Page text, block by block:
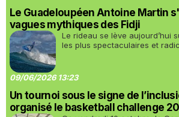
Le Guadeloupéen Antoine Martin
vagues mythiques des Fidji
Le rideau se lève aujourd’hui
les plus spectaculaires et
09/06/2026 13:23
Un tournoi sous le signe de
organisé le basketball challenge